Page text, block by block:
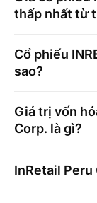
thấp nhất từ
Cổ phiếu
sao?
Giá trị vốn
Corp. là gì?
InRetail Peru